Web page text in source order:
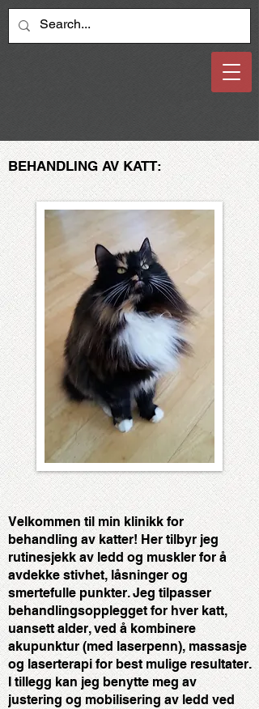
BEHANDLING AV KATT:
Velkommen til min klinikk for
behandling av katter! Her tilbyr jeg
rutinesjekk av ledd og muskler for å
avdekke stivhet, låsninger og
smertefulle punkter. Jeg tilpasser
behandlingsopplegget for hver katt,
uansett alder, ved å kombinere
akupunktur (med laserpenn), massasje
og laserterapi for best mulige resultater.
I tillegg kan jeg benytte meg av
justering og mobilisering av ledd ved